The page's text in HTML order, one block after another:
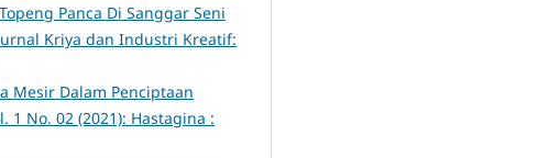
Panca Di Sanggar Seni
Kriya dan Industri Kreatif:
Mesir Dalam Penciptaan
1 No. 02 (2021): Hastagina :